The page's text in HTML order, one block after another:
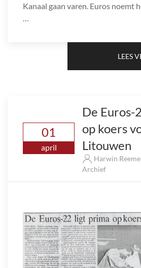
Kanaal gaan varen. Euros noemt
LEES
01
april
De Euros-
op koers
Litouwen
Harwin
Archief